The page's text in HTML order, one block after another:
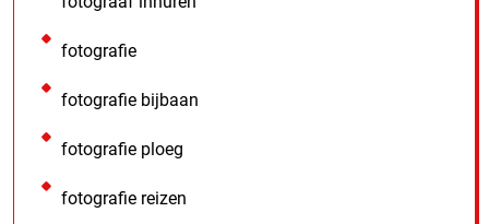
fotografie
fotografie bijbaan
fotografie ploeg
fotografie reizen